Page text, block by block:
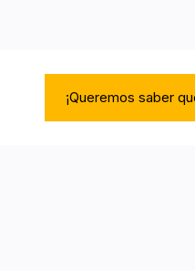
¡Queremos saber